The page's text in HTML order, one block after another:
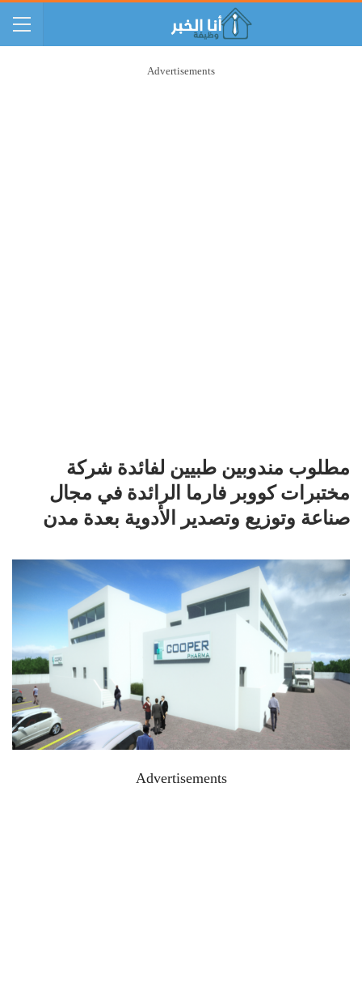
Advertisements
مطلوب مندوبين طبيين لفائدة شركة
مختبرات كووبر فارما الرائدة في مجال
صناعة وتوزيع وتصدير الأدوية بعدة مدن
Advertisements